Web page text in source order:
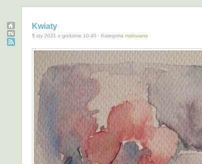
Kwiaty
5 sty 2021 o godzinie 10:40 · Kategoria malowane